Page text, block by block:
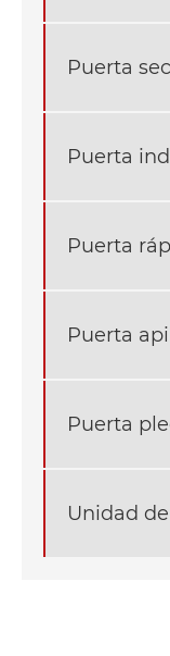
Puerta
Puerta
Puerta
Puerta
Puerta
Unidad